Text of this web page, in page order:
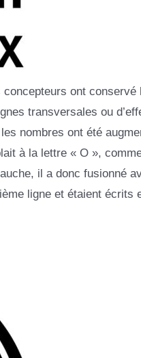
ont conservé
transversales ou
nombres ont été
à la lettre « O »,
il a donc fusionné
ligne et étaient écrits